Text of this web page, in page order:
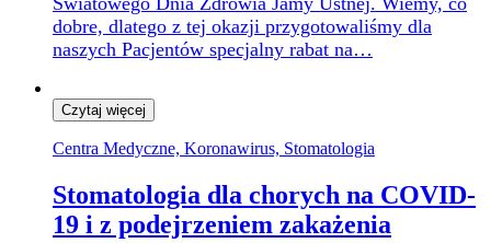
dobre, dlatego z tej okazji przygotowaliśmy dla
naszych Pacjentów specjalny rabat na…
Czytaj więcej
Centra Medyczne, Koronawirus, Stomatologia
Stomatologia dla chorych na COVID-
19 i z podejrzeniem zakażenia